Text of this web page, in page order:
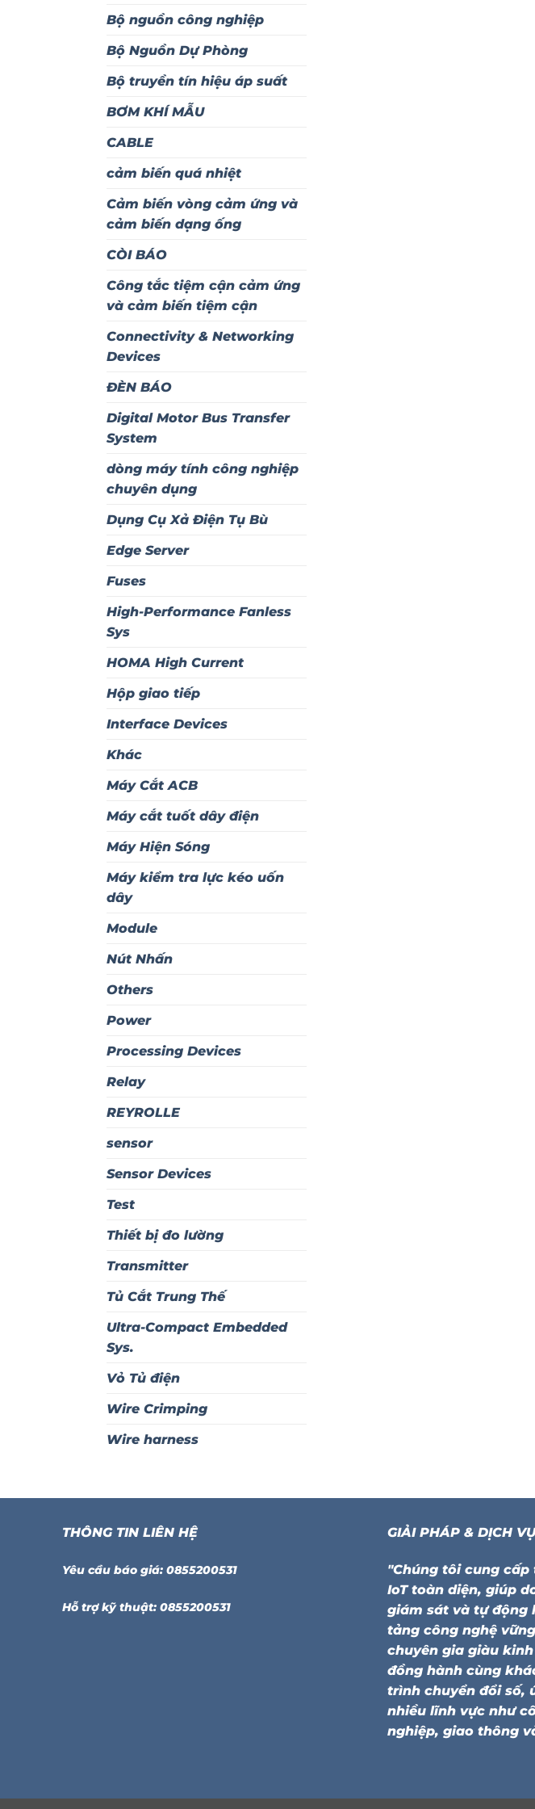
Bộ nguồn công nghiệp
Bộ Nguồn Dự Phòng
Bộ truyền tín hiệu áp suất
BƠM KHÍ MẪU
CABLE
cảm biến quá nhiệt
Cảm biến vòng cảm ứng và
cảm biến dạng ống
CÒI BÁO
Công tắc tiệm cận cảm ứng
và cảm biến tiệm cận
Connectivity & Networking
Devices
ĐÈN BÁO
Digital Motor Bus Transfer
System
dòng máy tính công nghiệp
chuyên dụng
Dụng Cụ Xả Điện Tụ Bù
Edge Server
Fuses
High-Performance Fanless
Sys
HOMA High Current
Hộp giao tiếp
Interface Devices
Khác
Máy Cắt ACB
Máy cắt tuốt dây điện
Máy Hiện Sóng
Máy kiểm tra lực kéo uốn
dây
Module
Nút Nhấn
Others
Power
Processing Devices
Relay
REYROLLE
sensor
Sensor Devices
Test
Thiết bị đo lường
Transmitter
Tủ Cắt Trung Thế
Ultra-Compact Embedded
Sys.
Vỏ Tủ điện
Wire Crimping
Wire harness
THÔNG TIN LIÊN HỆ
Yêu cầu báo giá: 0855200531
Hỗ trợ kỹ thuật: 0855200531
GIẢI PHÁP & DỊCH
"Chúng tôi cung
IoT toàn diện, giúp
giám sát và tự động
tảng công nghệ
chuyên gia giàu
đồng hành cùng
trình chuyển đổi số,
nhiều lĩnh vực như
nghiệp, giao thông